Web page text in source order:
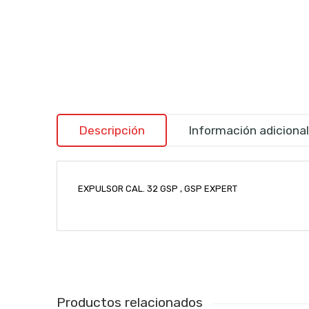
Descripción Información adicional
EXPULSOR CAL. 32 GSP , GSP EXPERT
Productos relacionados